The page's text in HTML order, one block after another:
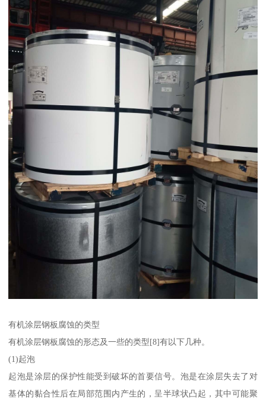
有机涂层钢板腐蚀的类型
有机涂层钢板腐蚀的形态及一些的类型[8]有以下几种。
(1)起泡
起泡是涂层的保护性能受到破坏的首要信号。泡是在涂层失去了对
基体的黏合性后在局部范围内产生的，呈半球状凸起，其中可能聚